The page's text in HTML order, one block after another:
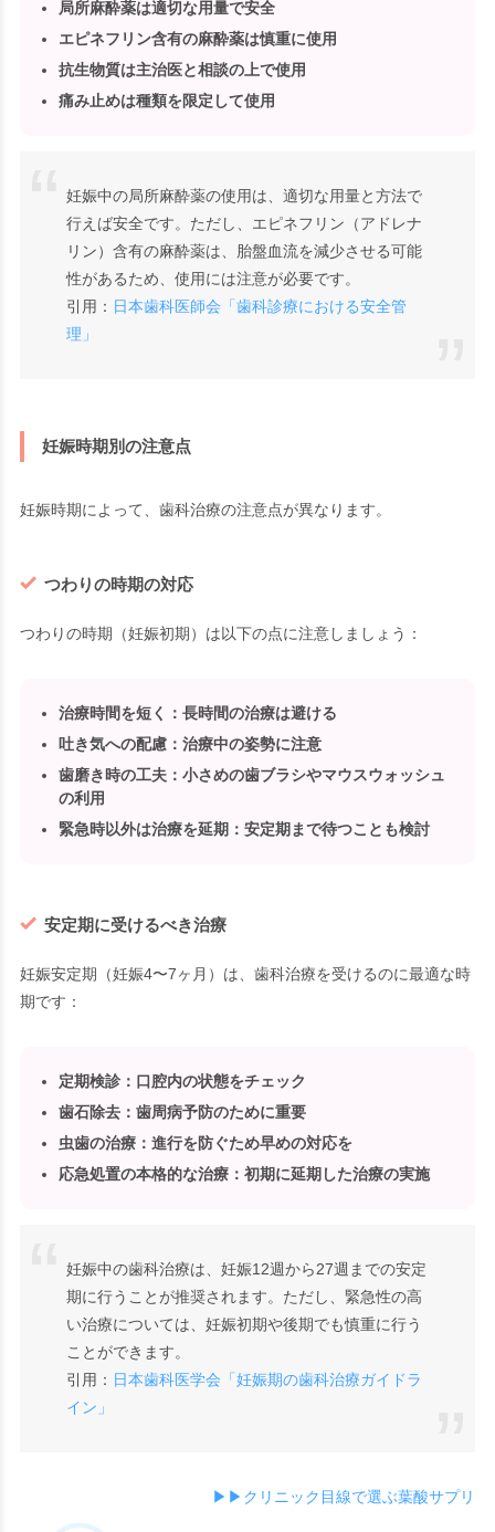
局所麻酔薬は適切な用量で安全
エピネフリン含有の麻酔薬は慎重に使用
抗生物質は主治医と相談の上で使用
痛み止めは種類を限定して使用
妊娠中の局所麻酔薬の使用は、適切な用量と方法で
行えば安全です。ただし、エピネフリン（アドレナ
リン）含有の麻酔薬は、胎盤血流を減少させる可能
性があるため、使用には注意が必要です。
引用： 日本歯科医師会「歯科診療における安全管
理」
妊娠時期別の注意点
妊娠時期によって、歯科治療の注意点が異なります。
つわりの時期の対応
つわりの時期（妊娠初期）は以下の点に注意しましょう：
治療時間を短く
：長時間の治療は避ける
吐き気への配慮：治療中の姿勢に注意
歯磨き時の工夫：小さめの歯ブラシやマウスウォッシュ
の利用
緊急時以外は治療を延期 ：安定期まで待つことも検討
安定期に受けるべき治療
妊娠安定期（妊娠4〜7ヶ月）は、歯科治療を受けるのに最適な時
期です：
定期検診：口腔内の状態をチェック
歯石除去：歯周病予防のために重要
虫歯の治療：進行を防ぐため早めの対応を
応急処置の本格的な治療：初期に延期した治療の実施
妊娠中の歯科治療は、妊娠12週から27週までの安定
期に行うことが推奨されます。ただし、緊急性の高
い治療については、妊娠初期や後期でも慎重に行う
ことができます。
引用： 日本歯科医学会「妊娠期の歯科治療ガイドラ
イン」
▶▶クリニック目線で選ぶ葉酸サプリ